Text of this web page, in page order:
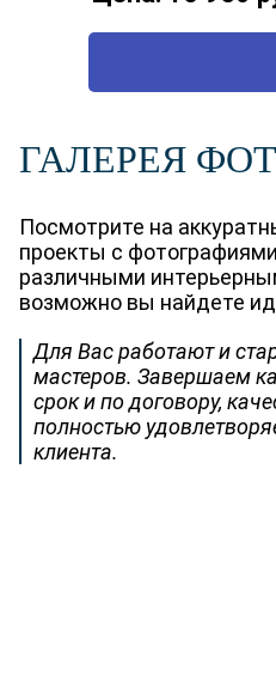
ГАЛЕРЕЯ
Посмотрите на
проекты с
различными
возможно вы найдете
Для Вас работают и
мастеров. Завершаем
срок и по договору,
полностью
клиента.